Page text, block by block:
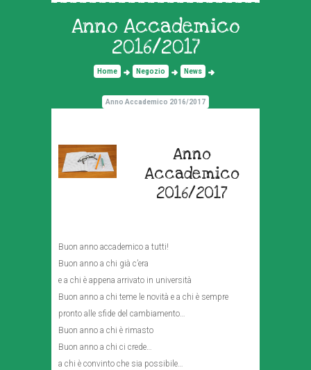
Anno Accademico
2016/2017
Home Negozio News
Anno Accademico 2016/2017
Anno
Accademico
2016/2017
Buon anno accademico a tutti!
Buon anno a chi già c’era
e a chi è appena arrivato in università
Buon anno a chi teme le novità e a chi è sempre
pronto alle sfide del cambiamento…
Buon anno a chi è rimasto
Buon anno a chi ci crede…
a chi è convinto che sia possibile…